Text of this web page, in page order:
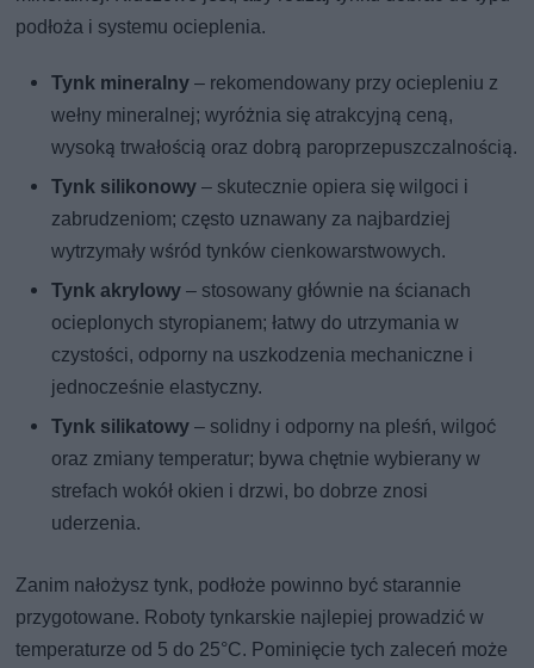
podłoża i systemu ocieplenia.
Tynk mineralny – rekomendowany przy ociepleniu z
wełny mineralnej; wyróżnia się atrakcyjną ceną,
wysoką trwałością oraz dobrą paroprzepuszczalnością.
Tynk silikonowy – skutecznie opiera się wilgoci i
zabrudzeniom; często uznawany za najbardziej
wytrzymały wśród tynków cienkowarstwowych.
Tynk akrylowy – stosowany głównie na ścianach
ocieplonych styropianem; łatwy do utrzymania w
czystości, odporny na uszkodzenia mechaniczne i
jednocześnie elastyczny.
Tynk silikatowy – solidny i odporny na pleśń, wilgoć
oraz zmiany temperatur; bywa chętnie wybierany w
strefach wokół okien i drzwi, bo dobrze znosi
uderzenia.
Zanim nałożysz tynk, podłoże powinno być starannie
przygotowane. Roboty tynkarskie najlepiej prowadzić w
temperaturze od 5 do 25°C. Pominięcie tych zaleceń może